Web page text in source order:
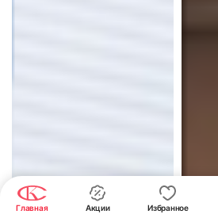
Главная Акции Избранное